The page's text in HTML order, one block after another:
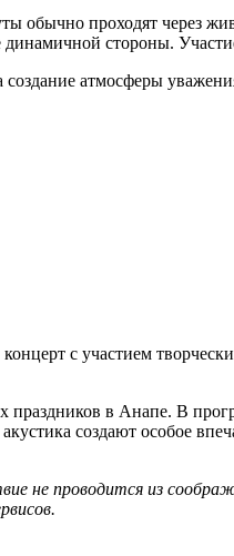
обычно проходят через
стороны.
атмосферы
с участием
в Анапе. В
создают особое
не проводится из